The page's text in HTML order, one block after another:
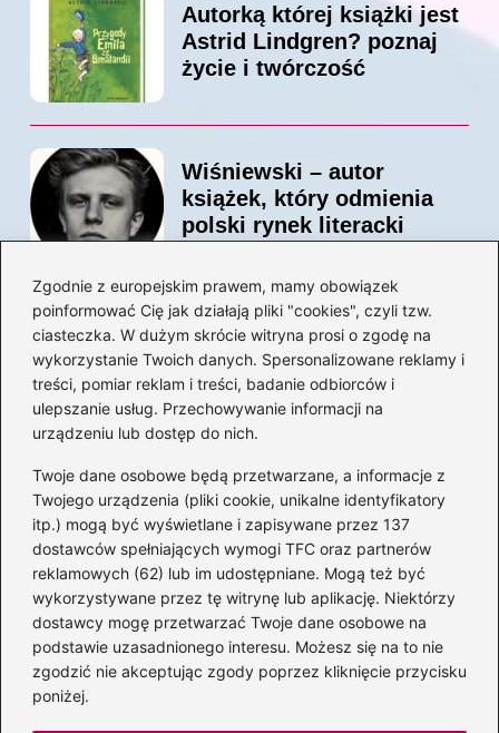
Zgodnie z europejskim prawem, mamy obowiązek
poinformować Cię jak działają pliki "cookies", czyli tzw.
ciasteczka. W dużym skrócie witryna prosi o zgodę na
wykorzystanie Twoich danych. Spersonalizowane reklamy i
treści, pomiar reklam i treści, badanie odbiorców i
ulepszanie usług. Przechowywanie informacji na
urządzeniu lub dostęp do nich.
Twoje dane osobowe będą przetwarzane, a informacje z
Twojego urządzenia (pliki cookie, unikalne identyfikatory
itp.) mogą być wyświetlane i zapisywane przez 137
dostawców spełniających wymogi TFC oraz partnerów
reklamowych (62) lub im udostępniane. Mogą też być
wykorzystywane przez tę witrynę lub aplikację. Niektórzy
dostawcy mogę przetwarzać Twoje dane osobowe na
podstawie uzasadnionego interesu. Możesz się na to nie
zgodzić nie akceptując zgody poprzez kliknięcie przycisku
poniżej.
Autorką której książki jest
Astrid Lindgren? poznaj
życie i twórczość
Wiśniewski – autor
książek, który odmienia
polski rynek literacki
Magiczne kulisy życia
autora książki o Kubusiu
Puchatku
Odkryj inne książki autora
„Jaś i Małgosia”, które
musisz przeczytać
Odkrywając magiczny
świat: jakie książki napisał